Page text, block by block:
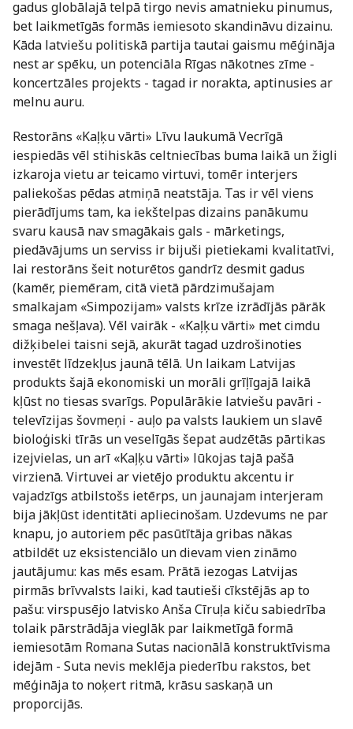
gadus globālajā telpā tirgo nevis amatnieku pinumus,
bet laikmetīgās formās iemiesoto skandināvu dizainu.
Kāda latviešu politiskā partija tautai gaismu mēģināja
nest ar spēku, un potenciāla Rīgas nākotnes zīme -
koncertzāles projekts - tagad ir norakta, aptinusies ar
melnu auru.
Restorāns «Kaļķu vārti» Līvu laukumā Vecrīgā
iespiedās vēl stihiskās celtniecības buma laikā un žigli
izkaroja vietu ar teicamo virtuvi, tomēr interjers
paliekošas pēdas atmiņā neatstāja. Tas ir vēl viens
pierādījums tam, ka iekštelpas dizains panākumu
svaru kausā nav smagākais gals - mārketings,
piedāvājums un serviss ir bijuši pietiekami kvalitatīvi,
lai restorāns šeit noturētos gandrīz desmit gadus
(kamēr, piemēram, citā vietā pārdzimušajam
smalkajam «Simpozijam» valsts krīze izrādījās pārāk
smaga nešļava). Vēl vairāk - «Kaļķu vārti» met cimdu
dižķibelei taisni sejā, akurāt tagad uzdrošinoties
investēt līdzekļus jaunā tēlā. Un laikam Latvijas
produkts šajā ekonomiski un morāli grīļīgajā laikā
kļūst no tiesas svarīgs. Populārākie latviešu pavāri -
televīzijas šovmeņi - auļo pa valsts laukiem un slavē
bioloģiski tīrās un veselīgās šepat audzētās pārtikas
izejvielas, un arī «Kaļķu vārti» lūkojas tajā pašā
virzienā. Virtuvei ar vietējo produktu akcentu ir
vajadzīgs atbilstošs ietērps, un jaunajam interjeram
bija jākļūst identitāti apliecinošam. Uzdevums ne par
knapu, jo autoriem pēc pasūtītāja gribas nākas
atbildēt uz eksistenciālo un dievam vien zināmo
jautājumu: kas mēs esam. Prātā iezogas Latvijas
pirmās brīvvalsts laiki, kad tautieši cīkstējās ap to
pašu: virspusējo latvisko Anša Cīruļa kiču sabiedrība
tolaik pārstrādāja vieglāk par laikmetīgā formā
iemiesotām Romana Sutas nacionālā konstruktīvisma
idejām - Suta nevis meklēja piederību rakstos, bet
mēģināja to noķert ritmā, krāsu saskaņā un
proporcijās.